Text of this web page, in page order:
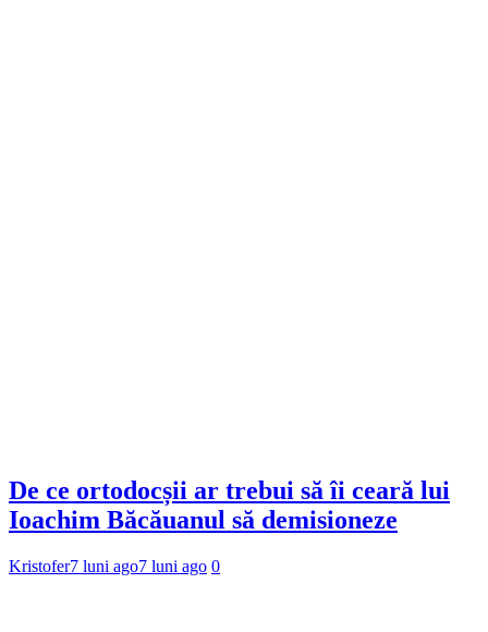
De ce ortodocșii ar trebui să îi ceară lui
Ioachim Băcăuanul să demisioneze
Kristofer7 luni ago7 luni ago 0